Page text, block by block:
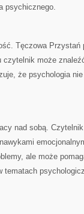
psychicznego.
Tęczowa Przystań
może
że psychologia
nad sobą.
ale może
tematach